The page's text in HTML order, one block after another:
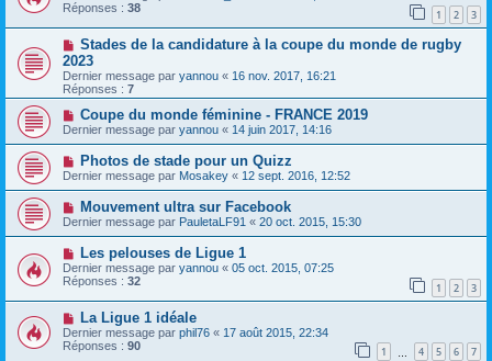
Réponses : 38 1 2 3
Stades de la candidature à la coupe du monde de rugby
2023
Dernier message par yannou « 16 nov. 2017, 16:21
Réponses : 7
Coupe du monde féminine - FRANCE 2019
Dernier message par yannou « 14 juin 2017, 14:16
Photos de stade pour un Quizz
Dernier message par Mosakey « 12 sept. 2016, 12:52
Mouvement ultra sur Facebook
Dernier message par PauletaLF91 « 20 oct. 2015, 15:30
Les pelouses de Ligue 1
Dernier message par yannou « 05 oct. 2015, 07:25
Réponses : 32 1 2 3
La Ligue 1 idéale
Dernier message par phil76 « 17 août 2015, 22:34
Réponses : 90 1 4 5 6 7